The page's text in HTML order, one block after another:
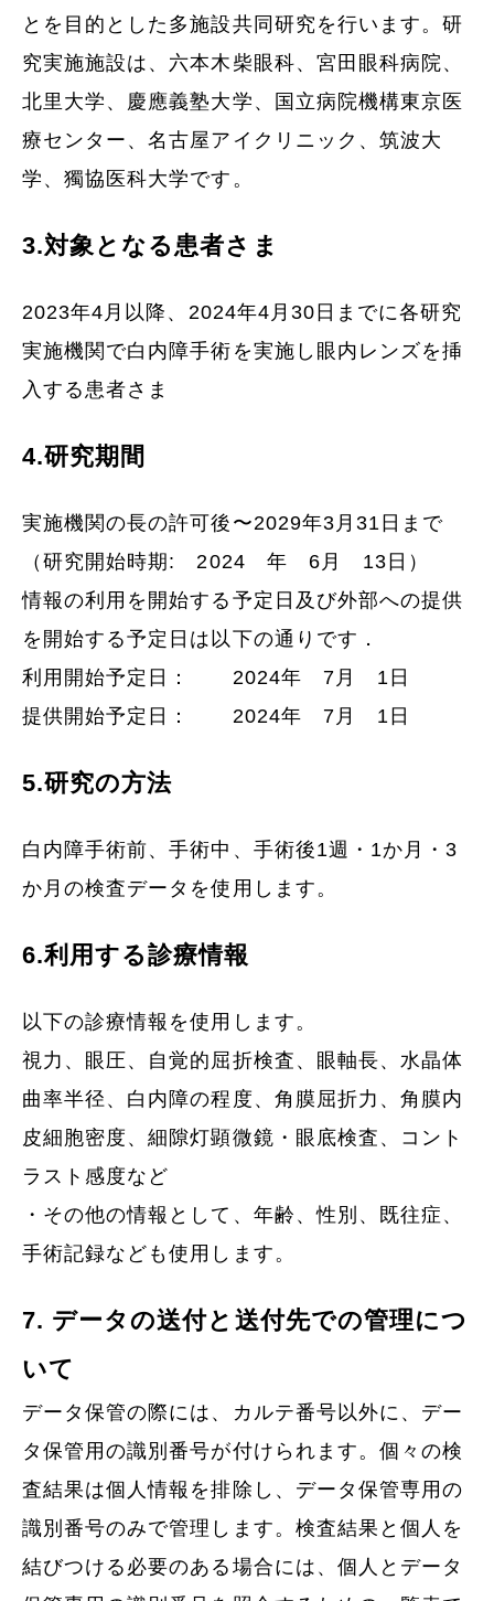
とを目的とした多施設共同研究を行います。研
究実施施設は、六本木柴眼科、宮田眼科病院、
北里大学、慶應義塾大学、国立病院機構東京医
療センター、名古屋アイクリニック、筑波大
学、獨協医科大学です。
3.対象となる患者さま
2023年4月以降、2024年4月30日までに各研究
実施機関で白内障手術を実施し眼内レンズを挿
入する患者さま
4.研究期間
実施機関の長の許可後〜2029年3月31日まで
（研究開始時期: 2024 年 6月 13日）
情報の利用を開始する予定日及び外部への提供
を開始する予定日は以下の通りです．
利用開始予定日： 2024年 7月 1日
提供開始予定日： 2024年 7月 1日
5.研究の方法
白内障手術前、手術中、手術後1週・1か月・3
か月の検査データを使用します。
6.利用する診療情報
以下の診療情報を使用します。
視力、眼圧、自覚的屈折検査、眼軸長、水晶体
曲率半径、白内障の程度、角膜屈折力、角膜内
皮細胞密度、細隙灯顕微鏡・眼底検査、コント
ラスト感度など
・その他の情報として、年齢、性別、既往症、
手術記録なども使用します。
7. データの送付と送付先での管理につ
いて
データ保管の際には、カルテ番号以外に、デー
タ保管用の識別番号が付けられます。個々の検
査結果は個人情報を排除し、データ保管専用の
識別番号のみで管理します。検査結果と個人を
結びつける必要のある場合には、個人とデータ